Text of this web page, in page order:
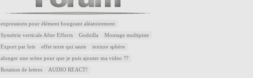
expressions pour élément bougeant aléatoirement
Symétrie verticale After Effects Godzilla Montage multipiste
Export par lots effet texte qui saute texture sphère
alonger une scène pour que je puis ajouter ma video ??
Rotation de lettres AUDIO REACT!